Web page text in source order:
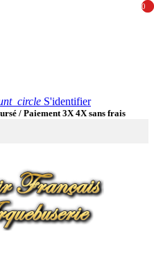
S'identifier
/ Paiement 3X 4X sans frais
0
0